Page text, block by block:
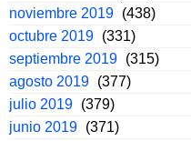
noviembre 2019 (438)
octubre 2019 (331)
septiembre 2019 (315)
agosto 2019 (377)
julio 2019 (379)
junio 2019 (371)